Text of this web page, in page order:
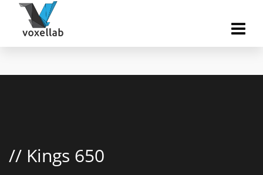
// Kings 650